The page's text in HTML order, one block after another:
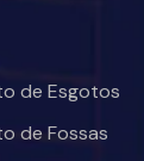
de Esgotos
de Fossas